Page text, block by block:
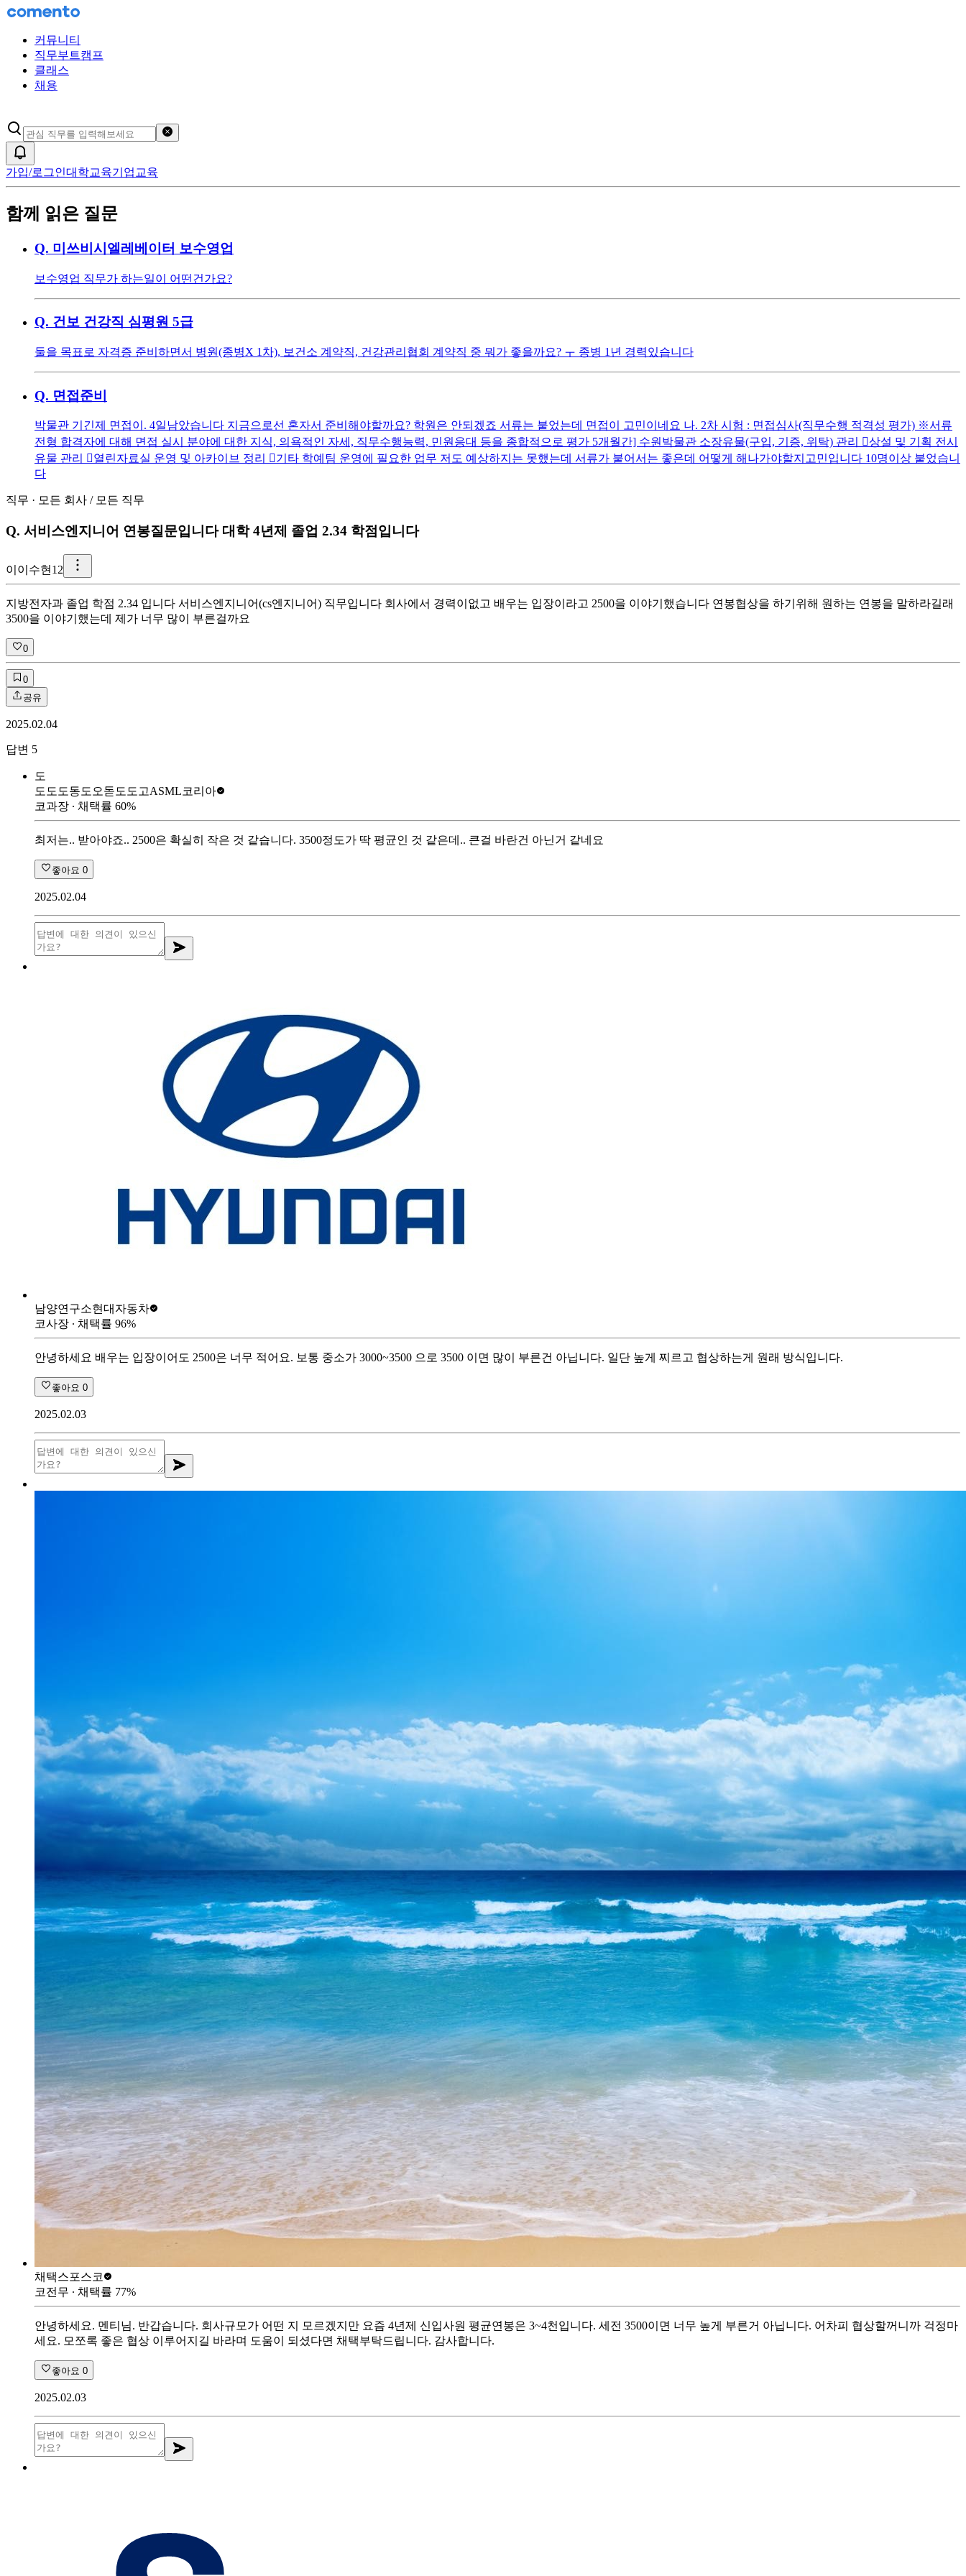
커뮤니티
직무부트캠프
클래스
채용
가입/로그인대학교육기업교육
함께 읽은 질문
Q. 미쓰비시엘레베이터 보수영업
보수영업 직무가 하는일이 어떤건가요?
Q. 건보 건강직 심평원 5급
둘을 목표로 자격증 준비하면서 병원(종병X 1차), 보건소 계약직, 건강관리협회 계약직 중 뭐가 좋을까요? ㅜ 종병 1년 경력있습니다
Q. 면접준비
박물관 기긴제 면접이. 4일남았습니다 지금으로선 혼자서 준비해야할까요? 학원은 안되겠죠 서류는 붙었는데 면접이 고민이네요 나. 2차 시험 : 면접심사(직무수행 적격성 평가) ※서류
전형 합격자에 대해 면접 실시 분야에 대한 지식, 의욕적인 자세, 직무수행능력, 민원응대 등을 종합적으로 평가 5개월간] 수원박물관 소장유물(구입, 기증, 위탁) 관리 󰋻상설 및 기획 전시
유물 관리 󰋻열린자료실 운영 및 아카이브 정리 󰋻기타 학예팀 운영에 필요한 업무 저도 예상하지는 못했는데 서류가 붙어서는 좋은데 어떻게 해나가야할지고민입니다 10명이상 붙었습니
다
직무 · 모든 회사 / 모든 직무
Q. 서비스엔지니어 연봉질문입니다 대학 4년제 졸업 2.34 학점입니다
이 이수현12
지방전자과 졸업 학점 2.34 입니다 서비스엔지니어(cs엔지니어) 직무입니다 회사에서 경력이없고 배우는 입장이라고 2500을 이야기했습니다 연봉협상을 하기위해 원하는 연봉을 말하라길래
3500을 이야기했는데 제가 너무 많이 부른걸까요
0
0
공유
2025.02.04
답변 5
도
도도도동도오돋도도고ASML코리아
코과장 ∙ 채택률 60%
최저는.. 받아야죠.. 2500은 확실히 작은 것 같습니다. 3500정도가 딱 평균인 것 같은데.. 큰걸 바란건 아닌거 같네요
좋아요 0
2025.02.04
남양연구소현대자동차
코사장 ∙ 채택률 96%
안녕하세요 배우는 입장이어도 2500은 너무 적어요. 보통 중소가 3000~3500 으로 3500 이면 많이 부른건 아닙니다. 일단 높게 찌르고 협상하는게 원래 방식입니다.
좋아요 0
2025.02.03
채택스포스코
코전무 ∙ 채택률 77%
안녕하세요. 멘티님. 반갑습니다. 회사규모가 어떤 지 모르겠지만 요즘 4년제 신입사원 평균연봉은 3~4천입니다. 세전 3500이면 너무 높게 부른거 아닙니다. 어차피 협상할꺼니까 걱정마
세요. 모쪼록 좋은 협상 이루어지길 바라며 도움이 되셨다면 채택부탁드립니다. 감사합니다.
좋아요 0
2025.02.03